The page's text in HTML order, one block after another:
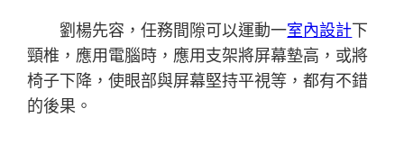
劉楊先容，任務間隙可以運動一室內設計下
頸椎，應用電腦時，應用支架將屏幕墊高，或將
椅子下降，使眼部與屏幕堅持平視等，都有不錯
的後果。